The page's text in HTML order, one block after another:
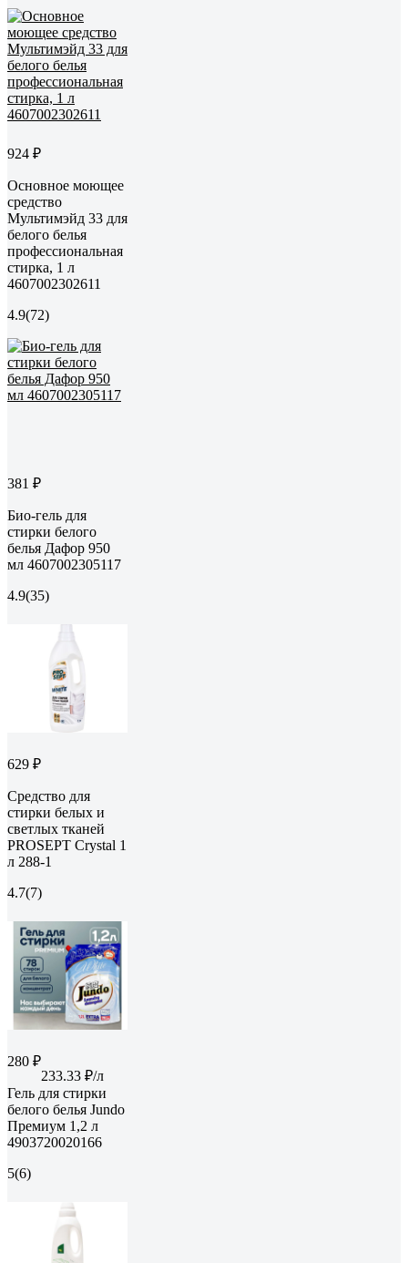
924 ₽
Основное моющее
средство
Мультимэйд 33 для
белого белья
профессиональная
стирка, 1 л
4607002302611
4.9(72)
381 ₽
Био-гель для
стирки белого
белья Дафор 950
мл 4607002305117
4.9(35)
629 ₽
Средство для
стирки белых и
светлых тканей
PROSEPT Crystal 1
л 288-1
4.7(7)
280 ₽
233.33 ₽/л
Гель для стирки
белого белья Jundo
Премиум 1,2 л
4903720020166
5(6)